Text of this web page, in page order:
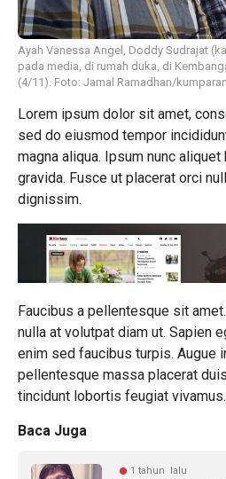
Ayah Vanessa Angel, Doddy Sudrajat
pada media, di rumah duka, di
(4/11). Foto: Jamal Ramadhan/kumparan
Lorem ipsum dolor sit amet,
sed do eiusmod tempor
magna aliqua. Ipsum nunc
gravida. Fusce ut placerat orci
dignissim.
Faucibus a pellentesque sit
nulla at volutpat diam ut. Sapien
enim sed faucibus turpis. Augue
pellentesque massa placerat
tincidunt lobortis feugiat vivamus.
Baca Juga
1 tahun lalu